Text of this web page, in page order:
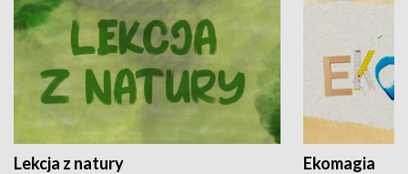
Lekcja z natury Ekomagia